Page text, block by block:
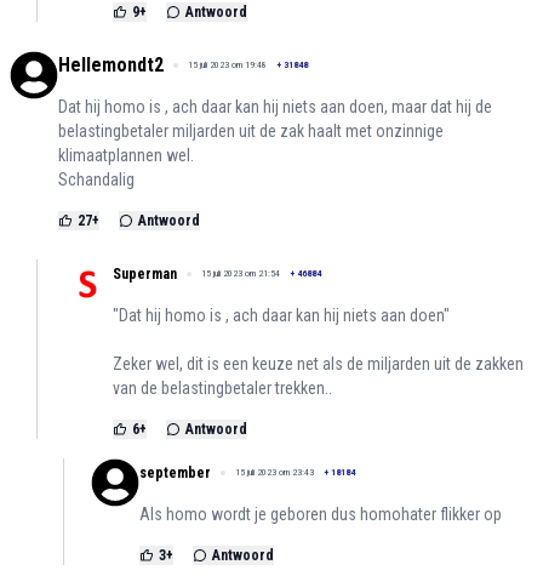
9+ Antwoord
Hellemondt2 15 juli 2023 om 19:48 + 31848
Dat hij homo is , ach daar kan hij niets aan doen, maar dat hij de
belastingbetaler miljarden uit de zak haalt met onzinnige
klimaatplannen wel.
Schandalig
27+ Antwoord
Superman 15 juli 2023 om 21:54 + 46884
"Dat hij homo is , ach daar kan hij niets aan doen"
Zeker wel, dit is een keuze net als de miljarden uit de zakken
van de belastingbetaler trekken..
6+ Antwoord
september 15 juli 2023 om 23:43 + 18184
Als homo wordt je geboren dus homohater flikker op
3+ Antwoord